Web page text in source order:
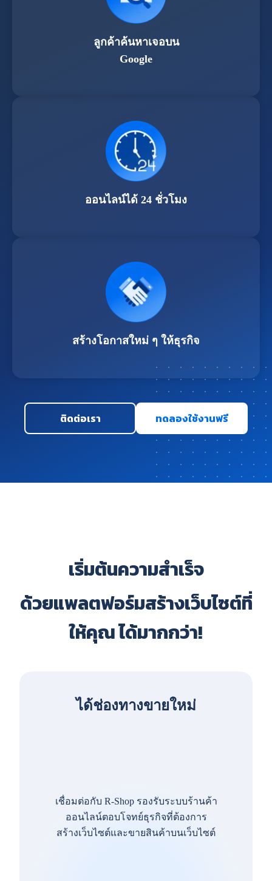
ลูกค้าค้นหาเจอบน
Google
ออนไลน์ได้ 24 ชั่วโมง
สร้างโอกาสใหม่ ๆ ให้ธุรกิจ
ติดต่อเรา ทดลองใช้งานฟรี
เริ่มต้นความสำเร็จ
ด้วยแพลตฟอร์มสร้างเว็บไซต์ที่
ให้คุณ ได้มากกว่า!
ได้ช่องทางขายใหม่
เชื่อมต่อกับ R-Shop รองรับระบบร้านค้า
ออนไลน์ตอบโจทย์ธุรกิจที่ต้องการ
สร้างเว็บไซต์และขายสินค้าบนเว็บไซต์